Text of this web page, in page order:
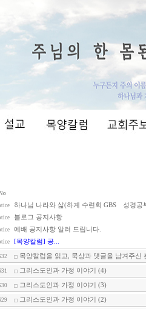
하나님 나라와 삶(하계 수련회 GBS 성경공
블로그 공지사항
예배 공지사항 알려 드립니다.
[목양칼럼] 공...
목양칼럼을 읽고, 묵상과 댓글을 남겨주신
그리스도인과 가정 이야기 (4)
그리스도인과 가정 이야기 (3)
그리스도인과 가정 이야기 (2)